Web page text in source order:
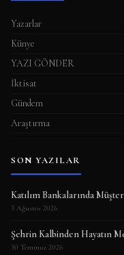
Yazarlar
Künye
YAZI GÖNDER
İktisat
Gündem
Araştırma
SON YAZILAR
Katılım Bankalarında
3 Ağustos 2026
Şehrin Kalbinden Hayatın
30 Temmuz 2026